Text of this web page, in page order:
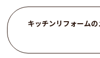
キッチンリフォーム